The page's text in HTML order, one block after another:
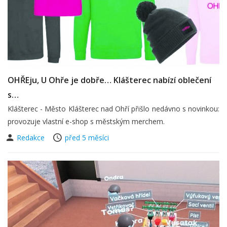
OHŘEju, U Ohře je dobře… Klášterec nabízí oblečení
s…
Klášterec - Město Klášterec nad Ohří přišlo nedávno s novinkou:
provozuje vlastní e-shop s městským merchem.
Redakce
před 5 měsíci